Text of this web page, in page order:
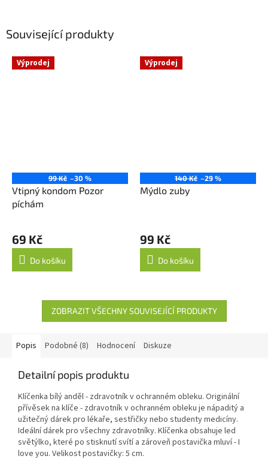
Související produkty
Výprodej
99 Kč –30 %
Vtipný kondom Pozor
píchám
69 Kč
Do košíku
Výprodej
140 Kč –29 %
Mýdlo zuby
99 Kč
Do košíku
ZOBRAZIT VŠECHNY SOUVISEJÍCÍ PRODUKTY
Popis Podobné (8) Hodnocení Diskuze
Detailní popis produktu
Klíčenka bílý anděl - zdravotník v ochranném obleku. Originální
přívěsek na klíče - zdravotník v ochranném obleku je nápaditý a
užitečný dárek pro lékaře, sestřičky nebo studenty medicíny.
Ideální dárek pro všechny zdravotníky. Klíčenka obsahuje led
světýlko, které po stisknutí svítí a zároveň postavička mluví - I
love you. Velikost postavičky: 5 cm.